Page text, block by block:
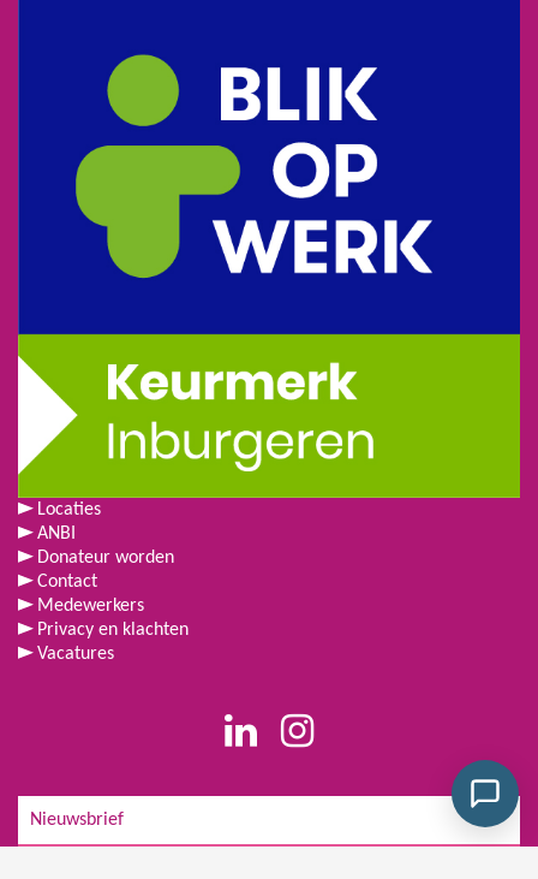
Locaties
ANBI
Donateur worden
Contact
Medewerkers
Privacy en klachten
Vacatures